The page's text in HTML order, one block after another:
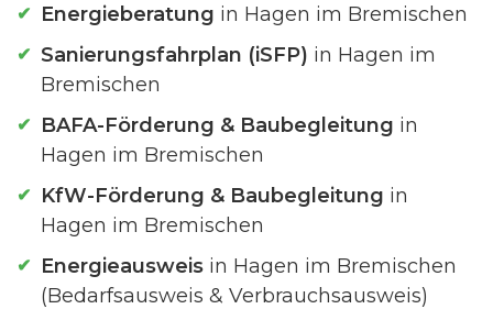
Energieberatung in Hagen im Bremischen
Sanierungsfahrplan (iSFP) in Hagen im
Bremischen
BAFA-Förderung & Baubegleitung in
Hagen im Bremischen
KfW-Förderung & Baubegleitung in
Hagen im Bremischen
Energieausweis in Hagen im Bremischen
(Bedarfsausweis & Verbrauchsausweis)